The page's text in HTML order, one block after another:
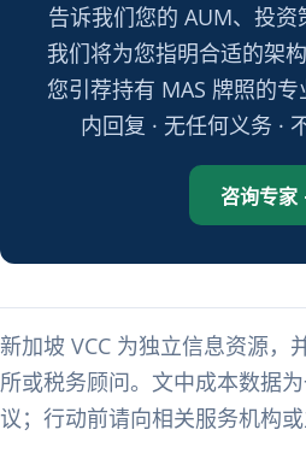
告诉我们您的 AUM、投资
我们将为您指明合适的架
您引荐持有 MAS 牌照的
内回复 · 无任何义务 ·
咨询专
新加坡 VCC 为独立信息资源，
所或税务顾问。文中成本数据
议；行动前请向相关服务机构或